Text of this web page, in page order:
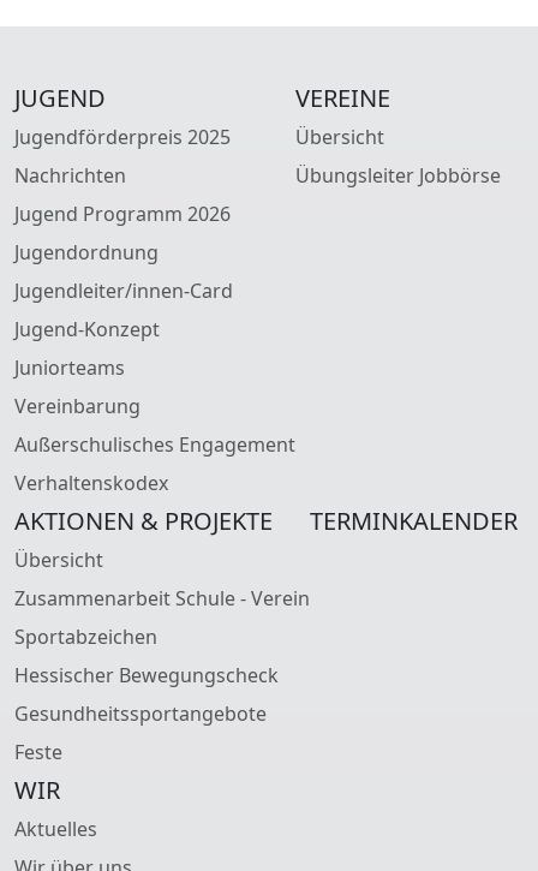
JUGEND
Jugendförderpreis 2025
Nachrichten
Jugend Programm 2026
Jugendordnung
Jugendleiter/innen-Card
Jugend-Konzept
Juniorteams
Vereinbarung
Außerschulisches Engagement
Verhaltenskodex
VEREINE
Übersicht
Übungsleiter Jobbörse
AKTIONEN & PROJEKTE
Übersicht
Zusammenarbeit Schule - Verein
Sportabzeichen
Hessischer Bewegungscheck
Gesundheitssportangebote
Feste
TERMINKALENDER
WIR
Aktuelles